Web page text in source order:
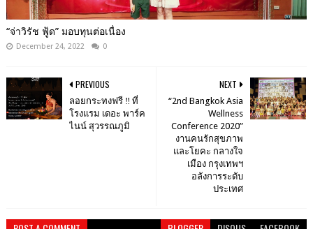
“จ่าวิรัช ฟู้ด” มอบทุนต่อเนื่อง
December 24, 2022 0
NEXT
“2nd Bangkok Asia
Wellness
Conference 2020”
งานคนรักสุขภาพ
และโยคะ กลางใจ
เมือง กรุงเทพฯ
อลังการระดับ
ประเทศ
PREVIOUS
ลอยกระทงฟรี ‼️​ ที่
โรงแรม เดอะ พาร์ค
ไนน์ สุวรรณภูมิ